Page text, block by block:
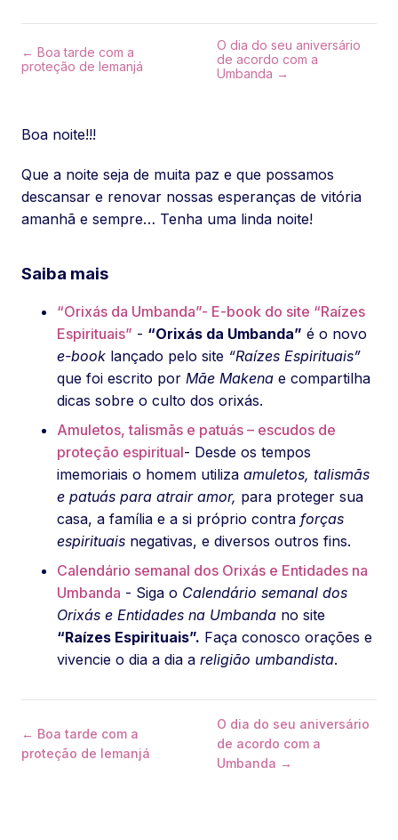
← Boa tarde com a
proteção de Iemanjá
O dia do seu aniversário
de acordo com a
Umbanda →
Boa noite!!!
Que a noite seja de muita paz e que possamos
descansar e renovar nossas esperanças de vitória
amanhã e sempre… Tenha uma linda noite!
Saiba mais
“Orixás da Umbanda”- E-book do site “Raízes
Espirituais” - “Orixás da Umbanda” é o novo
e-book lançado pelo site “Raízes Espirituais”
que foi escrito por Mãe Makena e compartilha
dicas sobre o culto dos orixás.
Amuletos, talismãs e patuás – escudos de
proteção espiritual- Desde os tempos
imemoriais o homem utiliza amuletos, talismãs
e patuás para atrair amor, para proteger sua
casa, a família e a si próprio contra forças
espirituais negativas, e diversos outros fins.
Calendário semanal dos Orixás e Entidades na
Umbanda - Siga o Calendário semanal dos
Orixás e Entidades na Umbanda no site
“Raízes Espirituais”. Faça conosco orações e
vivencie o dia a dia a religião umbandista.
← Boa tarde com a
proteção de Iemanjá
O dia do seu aniversário
de acordo com a
Umbanda →